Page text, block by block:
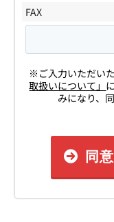
FAX
※ご入力いただい
取扱いについて」
みになり、
同